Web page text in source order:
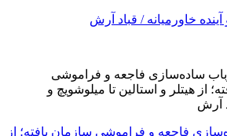
خاورمیانه / قباد آرش
فاجعە و فراموشی سازمان یافتە؛ از